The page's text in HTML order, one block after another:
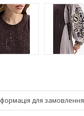
для замовлення